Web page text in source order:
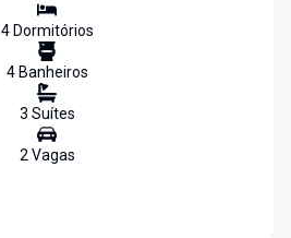
4Dormitórios
4Banheiros
3 Suítes
2Vagas